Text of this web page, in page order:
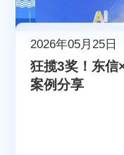
2026年05月25日
狂揽3奖！东
案例分享